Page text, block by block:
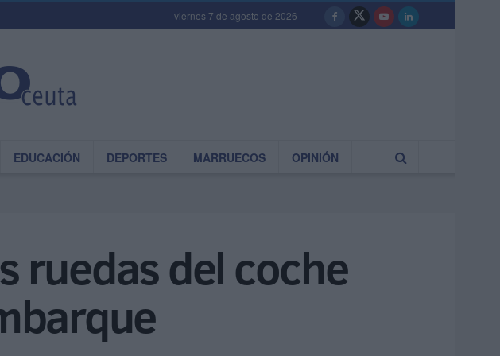
viernes 7 de agosto de 2026
EDUCACIÓN DEPORTES MARRUECOS OPINIÓN
ruedas del coche